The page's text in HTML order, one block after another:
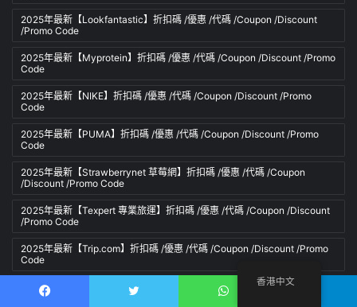
2025年最新【Lookfantastic】折扣碼 /優惠 /代碼 /Coupon /Discount
/Promo Code
2025年最新【Myprotein】折扣碼 /優惠 /代碼 /Coupon /Discount /Promo
Code
2025年最新【NIKE】折扣碼 /優惠 /代碼 /Coupon /Discount /Promo
Code
2025年最新【PUMA】折扣碼 /優惠 /代碼 /Coupon /Discount /Promo
Code
2025年最新【Strawberrynet 草莓網】折扣碼 /優惠 /代碼 /Coupon
/Discount /Promo Code
2025年最新【Texpert 專業旅運】折扣碼 /優惠 /代碼 /Coupon /Discount
/Promo Code
2025年最新【Trip.com】折扣碼 /優惠 /代碼 /Coupon /Discount /Promo
Code
2025年最新【Watsons 屈臣氏】折扣碼 /優惠 /代碼 /Coupon /Discount
/Promo Code
香港中文